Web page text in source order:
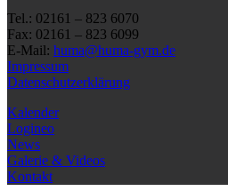
Tel.: 02161 – 823 6070
Fax: 02161 – 823 6099
E-Mail: huma@huma-gym.de
Impressum
Datenschutzerklärung
Kalender
Logineo
News
Galerie & Videos
Kontakt